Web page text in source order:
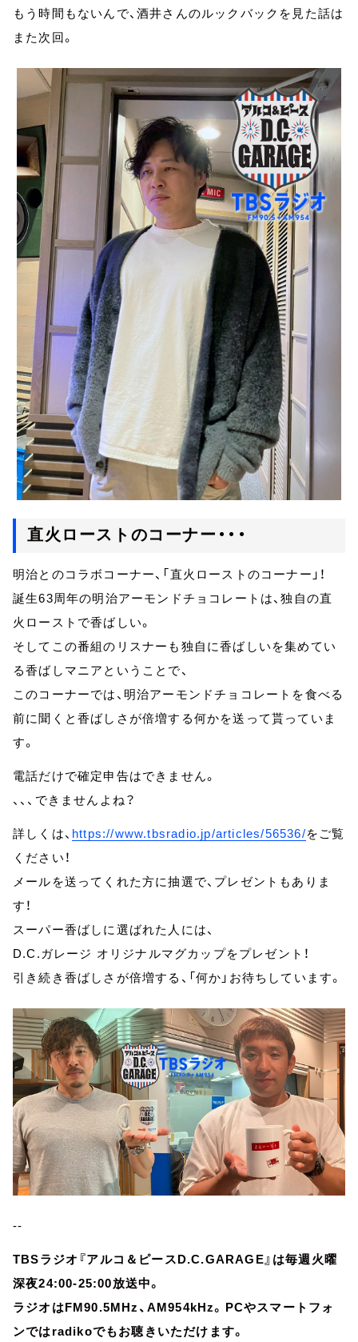
もう時間もないんで、酒井さんのルックバックを見た話は
また次回。
直火ローストのコーナー・・・
明治とのコラボコーナー、「直火ローストのコーナー」！
誕生63周年の明治アーモンドチョコレートは、独自の直
火ローストで香ばしい。
そしてこの番組のリスナーも独自に香ばしいを集めてい
る香ばしマニアということで、
このコーナーでは、明治アーモンドチョコレートを食べる
前に聞くと香ばしさが倍増する何かを送って貰っていま
す。
電話だけで確定申告はできません。
、、、できませんよね？
詳しくは、 https://www.tbsradio.jp/articles/56536/をご覧
ください！
メールを送ってくれた方に抽選で、プレゼントもありま
す！
スーパー香ばしに選ばれた人には、
D.C.ガレージ オリジナルマグカップをプレゼント！
引き続き香ばしさが倍増する、「何か」お待ちしています。
--
TBSラジオ『アルコ＆ピースD.C.GARAGE』は毎週火曜
深夜24:00-25:00放送中。
ラジオはFM90.5MHz、AM954kHz。PCやスマートフォ
ンではradikoでもお聴きいただけます。